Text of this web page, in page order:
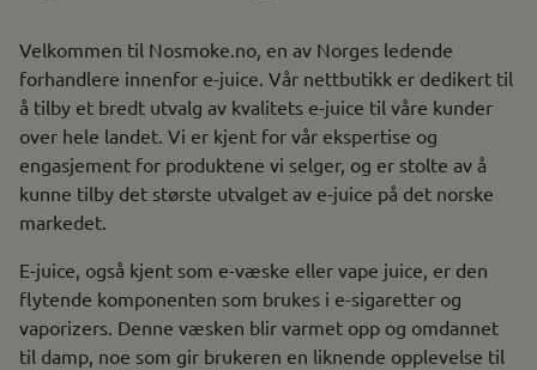
Velkommen til Nosmoke.no, en av Norges ledende
forhandlere innenfor e-juice. Vår nettbutikk er dedikert til
å tilby et bredt utvalg av kvalitets e-juice til våre kunder
over hele landet. Vi er kjent for vår ekspertise og
engasjement for produktene vi selger, og er stolte av å
kunne tilby det største utvalget av e-juice på det norske
markedet.
E-juice, også kjent som e-væske eller vape juice, er den
flytende komponenten som brukes i e-sigaretter og
vaporizers. Denne væsken blir varmet opp og omdannet
til damp, noe som gir brukeren en liknende opplevelse til